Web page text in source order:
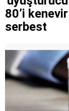
80’i
serbest